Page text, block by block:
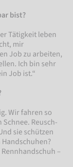
bist?
Tätigkeit leben
mir
Job zu arbeiten,
Ich bin sehr
Job ist.“
Wir fahren so
Reusch-
sie schützen
–